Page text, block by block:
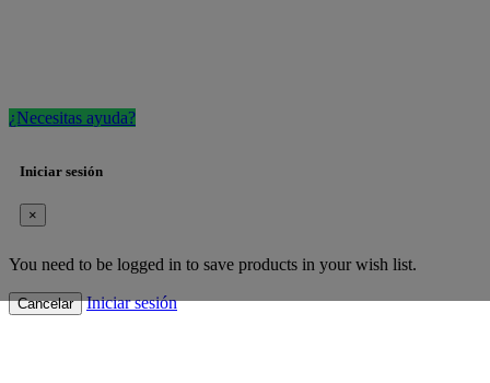
¿Necesitas ayuda?
Iniciar sesión
×
You need to be logged in to save products in your wish list.
Cancelar Iniciar sesión